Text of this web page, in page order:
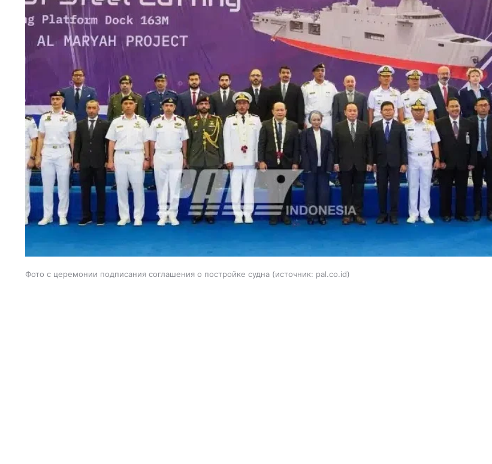
Фото с церемонии подписания соглашения о постройке судна источник: pal.co.id